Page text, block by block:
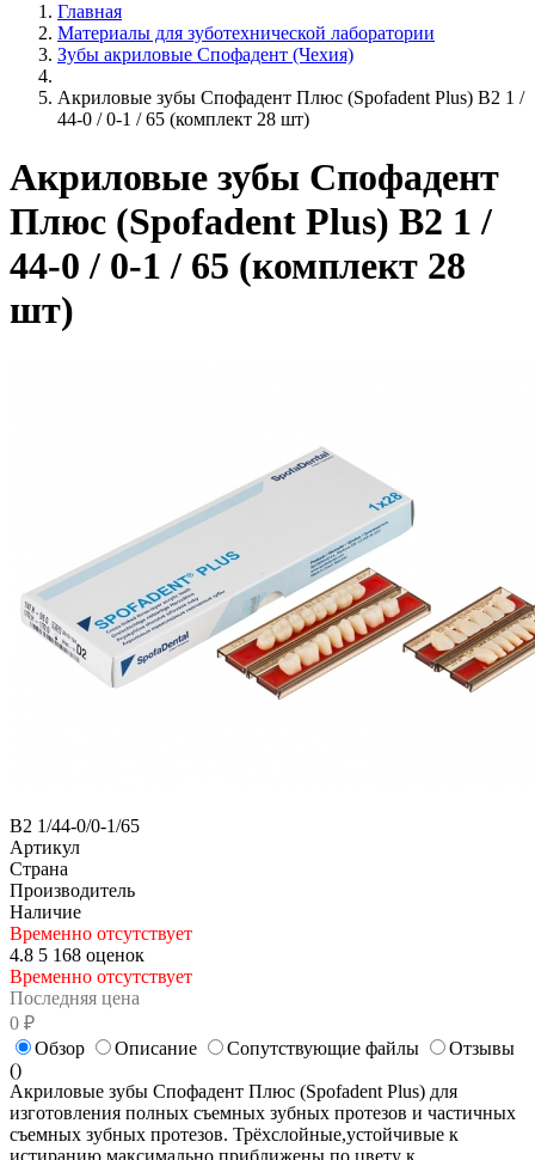
Главная
Материалы для зуботехнической лаборатории
Зубы акриловые Спофадент (Чехия)
Акриловые зубы Спофадент Плюс (Spofadent Plus) B2 1 /
44-0 / 0-1 / 65 (комплект 28 шт)
Акриловые зубы Спофадент
Плюс (Spofadent Plus) B2 1 /
44-0 / 0-1 / 65 (комплект 28
шт)
B2 1/44-0/0-1/65
Артикул
Страна
Производитель
Наличие
Временно отсутствует
4.8 5 168 оценок
Временно отсутствует
Последняя цена
0 ₽
Обзор
Описание Сопутствующие файлы
Отзывы
()
Акриловые зубы Спофадент Плюс (Spofadent Plus) для
изготовления полных съемных зубных протезов и частичных
съемных зубных протезов. Трёхслойные,устойчивые к
истиранию,максимально приближены по цвету к